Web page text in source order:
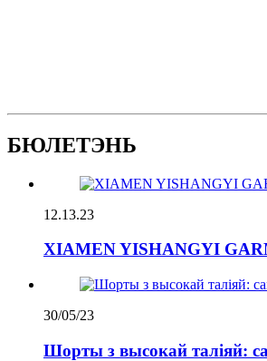
БЮЛЕТЭНЬ
12.13.23
XIAMEN YISHANGYI
30/05/23
Шорты з высокай таліяй: